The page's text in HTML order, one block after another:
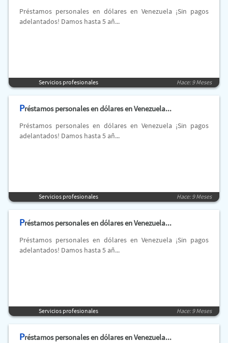
Préstamos personales en dólares en Venezuela ¡Sin pagos
adelantados! Damos hasta 5 añ...
Servicios profesionales Hace: 9 Meses
Préstamos personales en dólares en Venezuela...
Préstamos personales en dólares en Venezuela ¡Sin pagos
adelantados! Damos hasta 5 añ...
Servicios profesionales Hace: 9 Meses
Préstamos personales en dólares en Venezuela...
Préstamos personales en dólares en Venezuela ¡Sin pagos
adelantados! Damos hasta 5 añ...
Servicios profesionales Hace: 9 Meses
Préstamos personales en dólares en Venezuela...